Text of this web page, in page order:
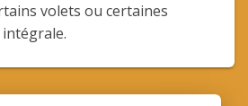
volets ou certaines